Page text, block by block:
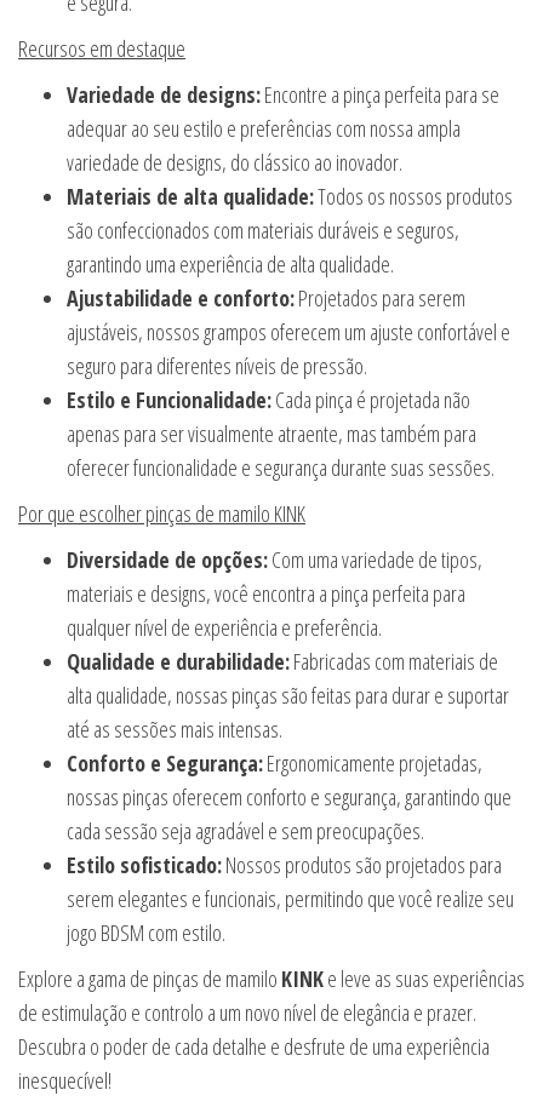
Recursos em destaque
Variedade de designs:Encontre a pinça perfeita para se
adequar ao seu estilo e preferências com nossa ampla
variedade de designs, do clássico ao inovador.
Materiais de alta qualidade:Todos os nossos produtos
são confeccionados com materiais duráveis e seguros,
garantindo uma experiência de alta qualidade.
Ajustabilidade e conforto:Projetados para serem
ajustáveis, nossos grampos oferecem um ajuste confortável e
seguro para diferentes níveis de pressão.
Estilo e Funcionalidade:Cada pinça é projetada não
apenas para ser visualmente atraente, mas também para
oferecer funcionalidade e segurança durante suas sessões.
Por que escolher pinças de mamilo KINK
Diversidade de opções:Com uma variedade de tipos,
materiais e designs, você encontra a pinça perfeita para
qualquer nível de experiência e preferência.
Qualidade e durabilidade:Fabricadas com materiais de
alta qualidade, nossas pinças são feitas para durar e suportar
até as sessões mais intensas.
Conforto e Segurança:Ergonomicamente projetadas,
nossas pinças oferecem conforto e segurança, garantindo que
cada sessão seja agradável e sem preocupações.
Estilo sofisticado:Nossos produtos são projetados para
serem elegantes e funcionais, permitindo que você realize seu
jogo BDSM com estilo.
Explore a gama de pinças de mamilo KINKe leve as suas experiências
de estimulação e controlo a um novo nível de elegância e prazer.
Descubra o poder de cada detalhe e desfrute de uma experiência
inesquecível!